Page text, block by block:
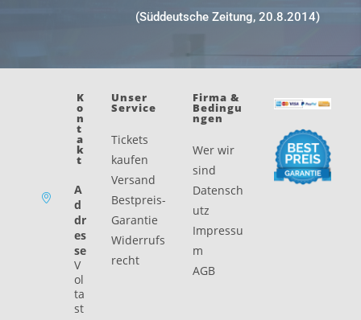
(Süddeutsche Zeitung, 20.8.2014)
K
O
N
T
A
K
T
A
d
dr
es
se
V
ol
ta
st
Unser
Service
Tickets
kaufen
Versand
Bestpreis-
Garantie
Widerrufs
recht
Firma &
Bedingu
Ngen
Wer wir
sind
Datensch
utz
Impressu
m
AGB